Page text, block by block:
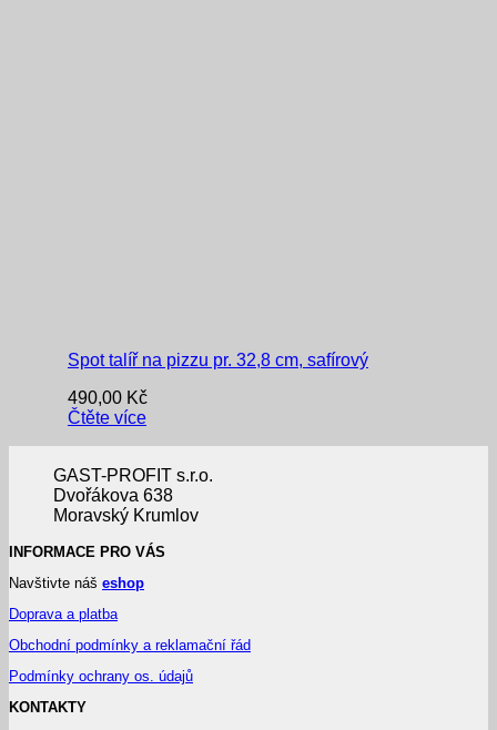
Spot talíř na pizzu pr. 32,8 cm, safírový
490,00 Kč
Čtěte více
GAST-PROFIT s.r.o.
Dvořákova 638
Moravský Krumlov
INFORMACE PRO VÁS
Navštivte náš eshop
Doprava a platba
Obchodní podmínky a reklamační řád
Podmínky ochrany os. údajů
KONTAKTY